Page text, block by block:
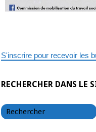
S'inscrire pour recevoir les
RECHERCHER DANS LE